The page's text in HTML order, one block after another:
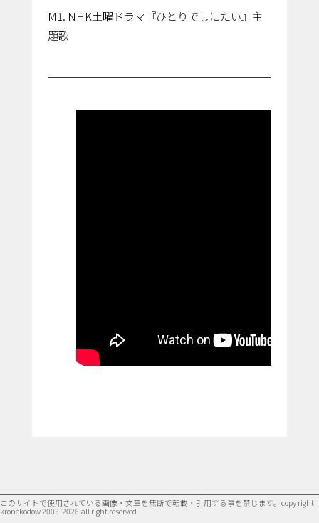
M1. NHK土曜ドラマ『ひとりでしにたい』主
題歌
このサイトで使用されている画像・文章を無断で転載・引用する事を禁じます。 copy right
kronekodow 2003-2026 all right reserved